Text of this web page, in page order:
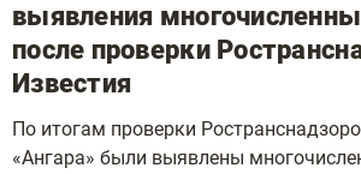
выявления
после проверки
Известия
По итогам проверки
«Ангара» были выявлены